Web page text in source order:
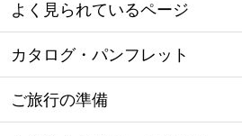
よく見られているページ
カタログ・パンフレット
ご旅行の準備